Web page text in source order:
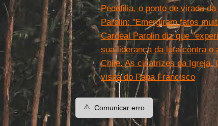
Pedofilia, o ponto de virada
Parolin: "Emergiram fatos
Cardeal Parolin diz que
sua liderança da luta contra o
Chile. As cicatrizes da Igreja.
visita do Papa Francisco
⚠️ Comunicar erro